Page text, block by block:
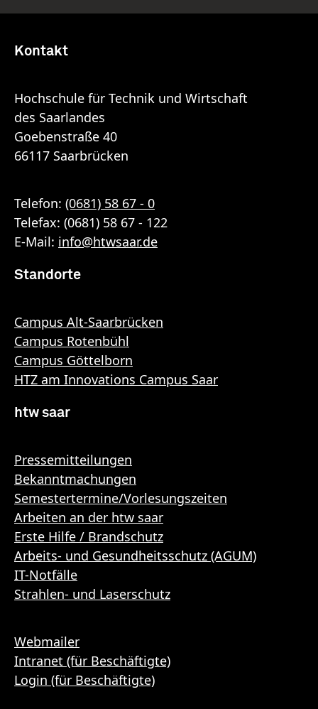
Kontakt
Hochschule für Technik und Wirtschaft
des Saarlandes
Goebenstraße 40
66117 Saarbrücken
Telefon: (0681) 58 67 - 0
Telefax: (0681) 58 67 - 122
E-Mail: info@htwsaar.de
Standorte
Campus Alt-Saarbrücken
Campus Rotenbühl
Campus Göttelborn
HTZ am Innovations Campus Saar
htw saar
Pressemitteilungen
Bekanntmachungen
Semestertermine/Vorlesungszeiten
Arbeiten an der htw saar
Erste Hilfe / Brandschutz
Arbeits- und Gesundheitsschutz (AGUM)
IT-Notfälle
Strahlen- und Laserschutz
Webmailer
Intranet (für Beschäftigte)
Login (für Beschäftigte)